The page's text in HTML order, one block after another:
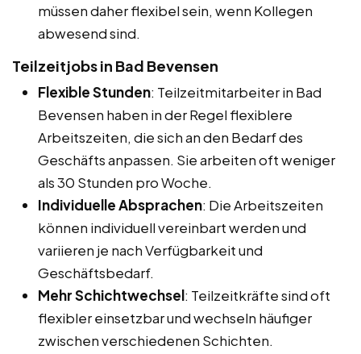
müssen daher flexibel sein, wenn Kollegen
abwesend sind.
Teilzeitjobs in Bad Bevensen
Flexible Stunden: Teilzeitmitarbeiter in Bad
Bevensen haben in der Regel flexiblere
Arbeitszeiten, die sich an den Bedarf des
Geschäfts anpassen. Sie arbeiten oft weniger
als 30 Stunden pro Woche.
Individuelle Absprachen: Die Arbeitszeiten
können individuell vereinbart werden und
variieren je nach Verfügbarkeit und
Geschäftsbedarf.
Mehr Schichtwechsel: Teilzeitkräfte sind oft
flexibler einsetzbar und wechseln häufiger
zwischen verschiedenen Schichten.